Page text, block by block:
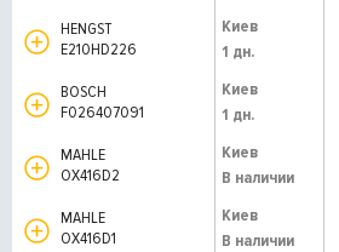
HENGST
E210HD226
Киев
1 дн.
BOSCH
F026407091
Киев
1 дн.
MAHLE
OX416D2
Киев
В наличии
MAHLE
OX416D1
Киев
В наличии